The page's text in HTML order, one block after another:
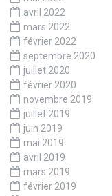
avril 2022
mars 2022
février 2022
septembre 2020
juillet 2020
février 2020
novembre 2019
juillet 2019
juin 2019
mai 2019
avril 2019
mars 2019
février 2019